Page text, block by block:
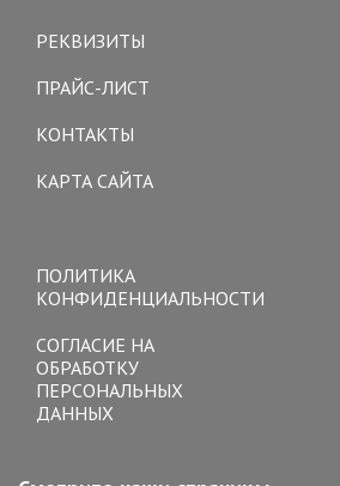
РЕКВИЗИТЫ
ПРАЙС-ЛИСТ
КОНТАКТЫ
КАРТА САЙТА
ПОЛИТИКА
КОНФИДЕНЦИАЛЬНОСТИ
СОГЛАСИЕ НА
ОБРАБОТКУ
ПЕРСОНАЛЬНЫХ
ДАННЫХ